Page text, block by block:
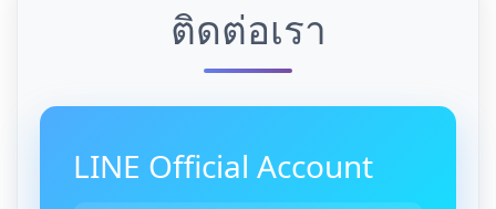
ติดต่อเรา
LINE Official Account